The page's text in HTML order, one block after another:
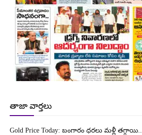
తాజా వార్తలు
Gold Price Today: బంగారం ధరలు మళ్లీ తగ్గాయి..